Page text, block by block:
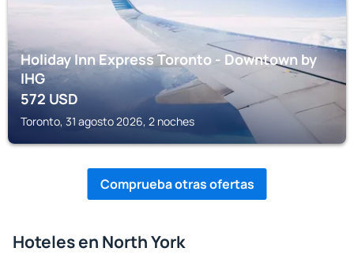
Holiday Inn Express Toronto - Downtown by
IHG
572USD
Toronto, 31 agosto 2026, 2 noches
Comprueba otras ofertas
Hoteles en North York